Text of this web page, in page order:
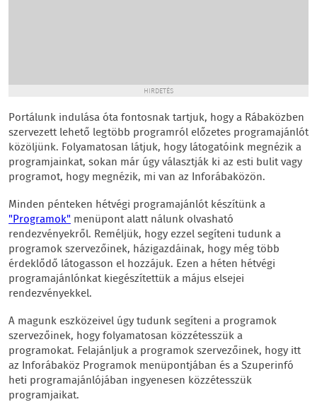
HIRDETÉS
Portálunk indulása óta fontosnak tartjuk, hogy a Rábaközben
szervezett lehető legtöbb programról előzetes programajánlót
közöljünk. Folyamatosan látjuk, hogy látogatóink megnézik a
programjainkat, sokan már úgy választják ki az esti bulit vagy
programot, hogy megnézik, mi van az Inforábaközön.
Minden pénteken hétvégi programajánlót készítünk a
"Programok" menüpont alatt nálunk olvasható
rendezvényekről. Reméljük, hogy ezzel segíteni tudunk a
programok szervezőinek, házigazdáinak, hogy még több
érdeklődő látogasson el hozzájuk. Ezen a héten hétvégi
programajánlónkat kiegészítettük a május elsejei
rendezvényekkel.
A magunk eszközeivel úgy tudunk segíteni a programok
szervezőinek, hogy folyamatosan közzétesszük a
programokat. Felajánljuk a programok szervezőinek, hogy itt
az Inforábaköz Programok menüpontjában és a Szuperinfó
heti programajánlójában ingyenesen közzétesszük
programjaikat.